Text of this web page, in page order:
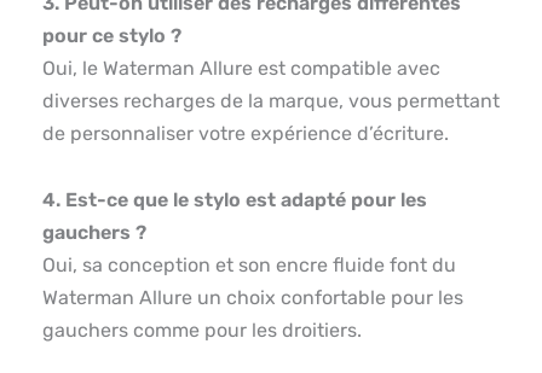
pour ce stylo ?
Oui, le Waterman Allure est compatible avec
diverses recharges de la marque, vous permettant
de personnaliser votre expérience d’écriture.
4. Est-ce que le stylo est adapté pour les
gauchers ?
Oui, sa conception et son encre fluide font du
Waterman Allure un choix confortable pour les
gauchers comme pour les droitiers.